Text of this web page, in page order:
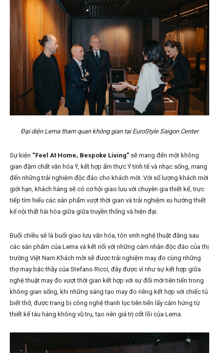
Đại diện Lema tham quan không gian tại EuroStyle Saigon Center
Sự kiện “Feel At Home, Bespoke Living” sẽ mang đến một không
gian đậm chất văn hóa Ý, kết hợp ẩm thực Ý tinh tế và nhạc sống, mang
đến những trải nghiệm độc đáo cho khách mời. Với số lượng khách mời
giới hạn, khách hàng sẽ có cơ hội giao lưu với chuyên gia thiết kế, trực
tiếp tìm hiểu các sản phẩm vượt thời gian và trải nghiệm xu hướng thiết
kế nội thất hài hòa giữa giữa truyền thống và hiện đại.
Buổi chiều sẽ là buổi giao lưu văn hóa, tôn vinh nghệ thuật đằng sau
các sản phẩm của Lema và kết nối với những cảm nhận độc đáo của thị
trường Việt Nam.Khách mời sẽ được trải nghiệm may đo cùng những
thợ may bậc thầy của Stefano Ricci, đây được ví như sự kết hợp giữa
nghệ thuật may đo vượt thời gian kết hợp với sự đổi mới tiên tiến trong
không gian sống, khi những sáng tạo may đo riêng kết hợp với chiếc tủ
biết thở, được trang bị công nghệ thanh lọc tiên tiến lấy cảm hứng từ
thiết kế tàu hàng không vũ trụ, tạo nên giá trị cốt lõi của Lema.